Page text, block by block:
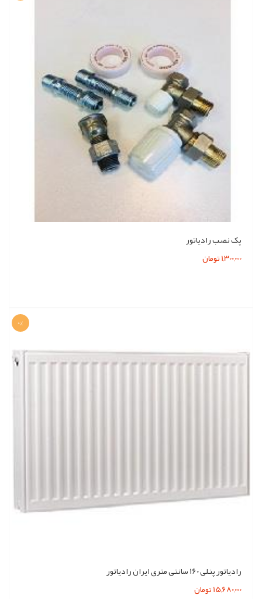
پک نصب رادیاتور
1,300,000 تومان
رادیاتور پنلی 160 سانتی متری ایران رادیاتور
15,680,000 تومان
0%